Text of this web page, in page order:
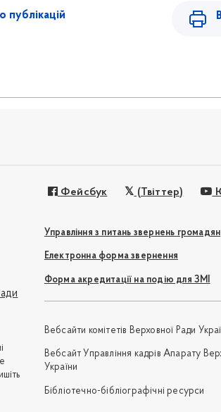
публікацій
Фейсбук (Твіттер)
Управління з питань звернень громадян
Електронна форма звернення
Форма акредитації на подію для ЗМІ
Вебсайти комітетів Верховної Ради
Вебсайт Управління кадрів Апарату
України
Бібліотечно-бібліографічні ресурси